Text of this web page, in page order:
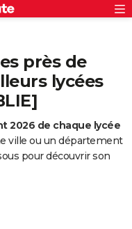
près de
lycées
2026 de chaque lycée
ville ou un département
pour découvrir son